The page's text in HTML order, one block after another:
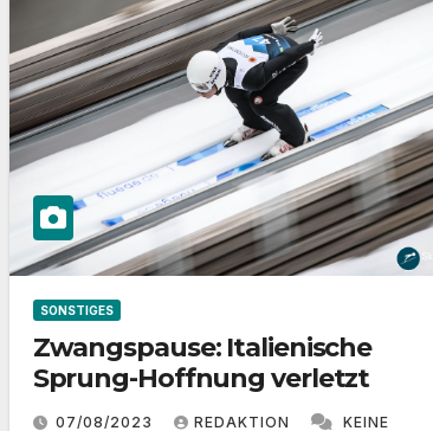
SONSTIGES
Zwangspause: Italienische
Sprung-Hoffnung verletzt
07/08/2023 REDAKTION
KEINE